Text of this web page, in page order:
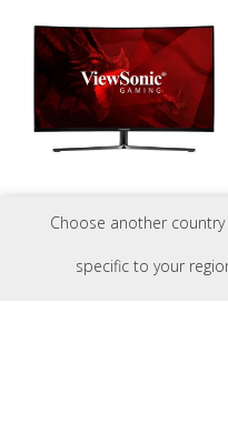
Choose another
specific to your